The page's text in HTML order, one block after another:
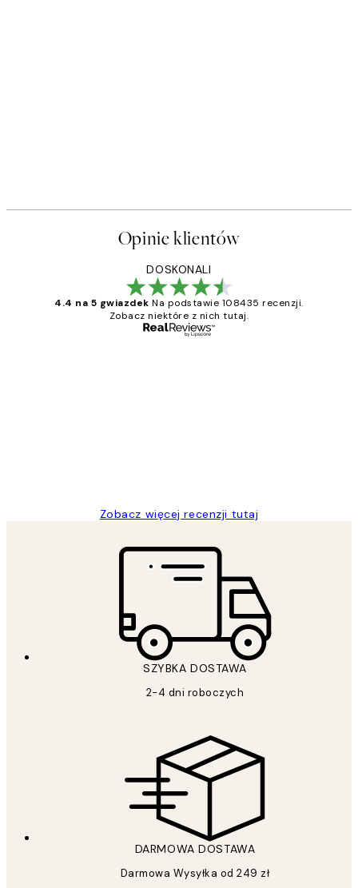
Opinie klientów
DOSKONALI
4.4 na 5 gwiazdek Na podstawie 108435 recenzji.
Zobacz niektóre z nich tutaj.
Zobacz więcej recenzji tutaj
SZYBKA DOSTAWA
2-4 dni roboczych
DARMOWA DOSTAWA
Darmowa Wysyłka od 249 zł